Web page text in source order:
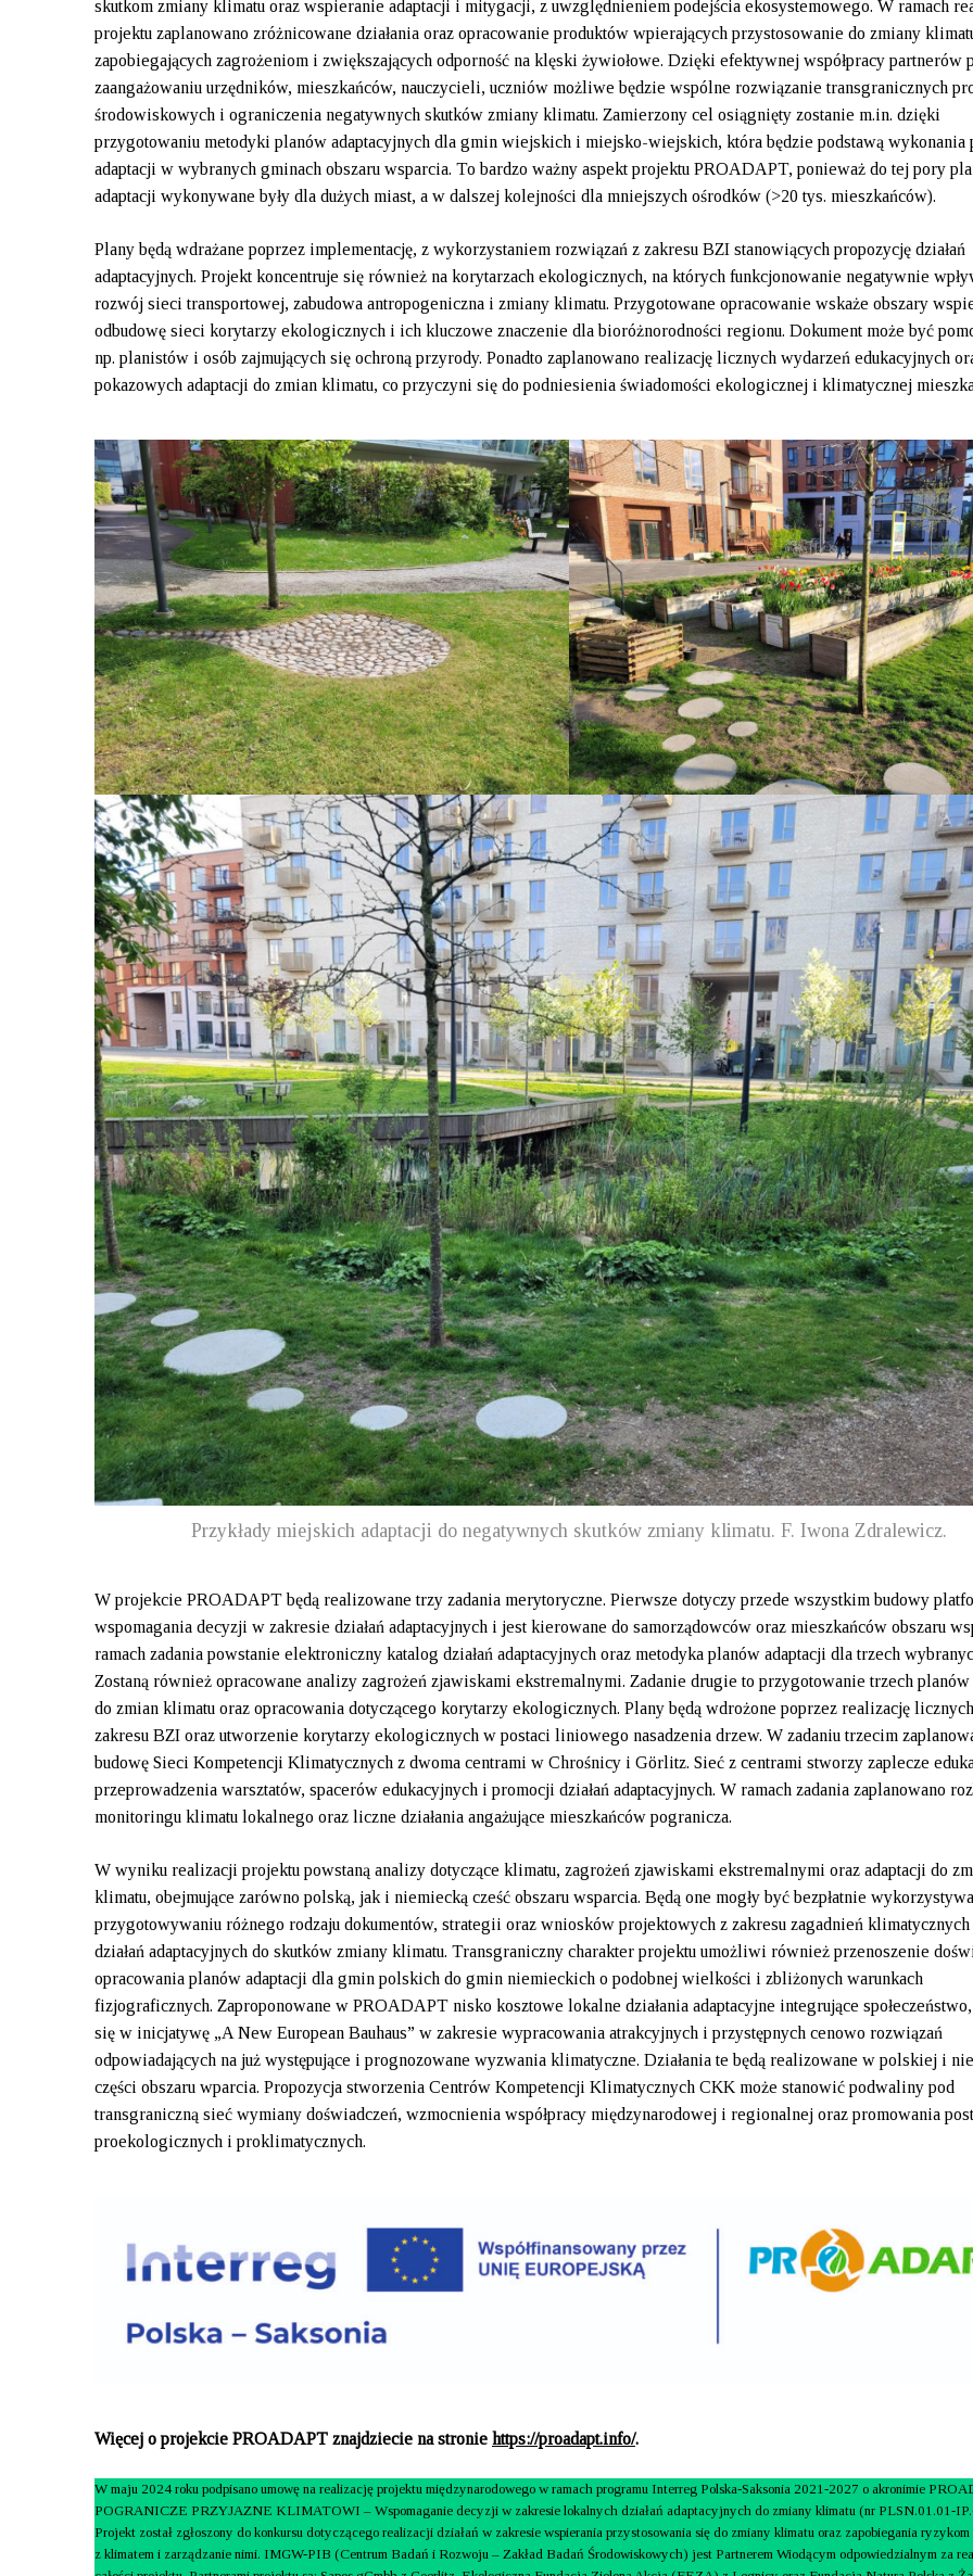
skutkom zmiany klimatu oraz wspieranie adaptacji i mitygacji, z uwzględnieniem podejścia ekosystemowego. W ramach
projektu zaplanowano zróżnicowane działania oraz opracowanie produktów wpierających przystosowanie do zmiany
zapobiegających zagrożeniom i zwiększających odporność na klęski żywiołowe. Dzięki efektywnej współpracy partnerów
zaangażowaniu urzędników, mieszkańców, nauczycieli, uczniów możliwe będzie wspólne rozwiązanie transgranicznych
środowiskowych i ograniczenia negatywnych skutków zmiany klimatu. Zamierzony cel osiągnięty zostanie m.in. dzięki
przygotowaniu metodyki planów adaptacyjnych dla gmin wiejskich i miejsko-wiejskich, która będzie podstawą wykonania
adaptacji w wybranych gminach obszaru wsparcia. To bardzo ważny aspekt projektu PROADAPT, ponieważ do tej pory
adaptacji wykonywane były dla dużych miast, a w dalszej kolejności dla mniejszych ośrodków (>20 tys. mieszkańców).
Plany będą wdrażane poprzez implementację, z wykorzystaniem rozwiązań z zakresu BZI stanowiących propozycję działań
adaptacyjnych. Projekt koncentruje się również na korytarzach ekologicznych, na których funkcjonowanie negatywnie
rozwój sieci transportowej, zabudowa antropogeniczna i zmiany klimatu. Przygotowane opracowanie wskaże obszary
odbudowę sieci korytarzy ekologicznych i ich kluczowe znaczenie dla bioróżnorodności regionu. Dokument może być
np. planistów i osób zajmujących się ochroną przyrody. Ponadto zaplanowano realizację licznych wydarzeń edukacyjnych
pokazowych adaptacji do zmian klimatu, co przyczyni się do podniesienia świadomości ekologicznej i klimatycznej
Przykłady miejskich adaptacji do negatywnych skutków zmiany klimatu. F. Iwona Zdralewicz.
W projekcie PROADAPT będą realizowane trzy zadania merytoryczne. Pierwsze dotyczy przede wszystkim budowy
wspomagania decyzji w zakresie działań adaptacyjnych i jest kierowane do samorządowców oraz mieszkańców obszaru
ramach zadania powstanie elektroniczny katalog działań adaptacyjnych oraz metodyka planów adaptacji dla trzech
Zostaną również opracowane analizy zagrożeń zjawiskami ekstremalnymi. Zadanie drugie to przygotowanie trzech planów
do zmian klimatu oraz opracowania dotyczącego korytarzy ekologicznych. Plany będą wdrożone poprzez realizację licznych
zakresu BZI oraz utworzenie korytarzy ekologicznych w postaci liniowego nasadzenia drzew. W zadaniu trzecim
budowę Sieci Kompetencji Klimatycznych z dwoma centrami w Chrośnicy i Görlitz. Sieć z centrami stworzy zaplecze
przeprowadzenia warsztatów, spacerów edukacyjnych i promocji działań adaptacyjnych. W ramach zadania zaplanowano
monitoringu klimatu lokalnego oraz liczne działania angażujące mieszkańców pogranicza.
W wyniku realizacji projektu powstaną analizy dotyczące klimatu, zagrożeń zjawiskami ekstremalnymi oraz adaptacji do
klimatu, obejmujące zarówno polską, jak i niemiecką cześć obszaru wsparcia. Będą one mogły być bezpłatnie
przygotowywaniu różnego rodzaju dokumentów, strategii oraz wniosków projektowych z zakresu zagadnień klimatycznych
działań adaptacyjnych do skutków zmiany klimatu. Transgraniczny charakter projektu umożliwi również przenoszenie
opracowania planów adaptacji dla gmin polskich do gmin niemieckich o podobnej wielkości i zbliżonych warunkach
fizjograficznych. Zaproponowane w PROADAPT nisko kosztowe lokalne działania adaptacyjne integrujące
się w inicjatywę „A New European Bauhaus” w zakresie wypracowania atrakcyjnych i przystępnych cenowo rozwiązań
odpowiadających na już występujące i prognozowane wyzwania klimatyczne. Działania te będą realizowane w polskiej i
części obszaru wparcia. Propozycja stworzenia Centrów Kompetencji Klimatycznych CKK może stanowić podwaliny pod
transgraniczną sieć wymiany doświadczeń, wzmocnienia współpracy międzynarodowej i regionalnej oraz promowania
proekologicznych i proklimatycznych.
Więcej o projekcie PROADAPT znajdziecie na stronie https://proadapt.info/.
W maju 2024 roku podpisano umowę na realizację projektu międzynarodowego w ramach programu Interreg Polska-Saksonia 2021-2027 o akronimie
POGRANICZE PRZYJAZNE KLIMATOWI – Wspomaganie decyzji w zakresie lokalnych działań adaptacyjnych do zmiany klimatu (nr PLSN.01.01-
Projekt został zgłoszony do konkursu dotyczącego realizacji działań w zakresie wspierania przystosowania się do zmiany klimatu oraz zapobiegania
z klimatem i zarządzanie nimi. IMGW-PIB (Centrum Badań i Rozwoju – Zakład Badań Środowiskowych) jest Partnerem Wiodącym odpowiedzialnym za